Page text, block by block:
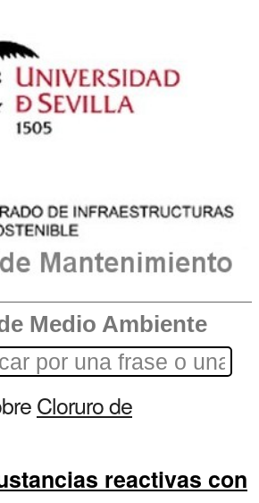
Medio Ambiente
Cloruro de
reactivas con